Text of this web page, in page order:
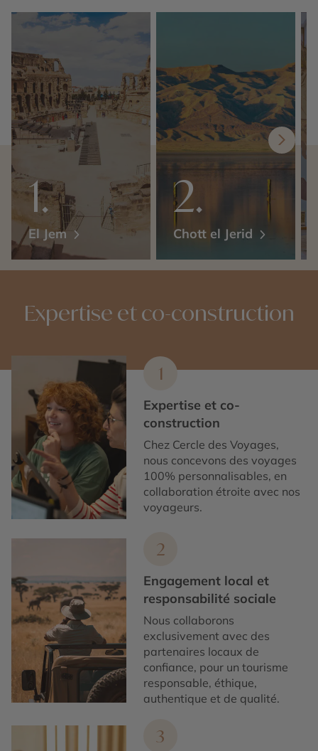
El Jem Chott el Jerid
Expertise et co-construction
1
Expertise et co-
construction
Chez Cercle des Voyages,
nous concevons des voyages
100% personnalisables, en
collaboration étroite avec nos
voyageurs.
2
Engagement local et
responsabilité sociale
Nous collaborons
exclusivement avec des
partenaires locaux de
confiance, pour un tourisme
responsable, éthique,
authentique et de qualité.
3